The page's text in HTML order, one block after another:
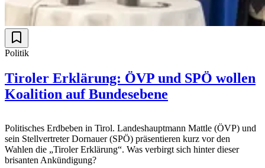
Politik
Tiroler Erklärung: ÖVP und SPÖ wollen
Koalition auf Bundesebene
Politisches Erdbeben in Tirol. Landeshauptmann Mattle (ÖVP) und
sein Stellvertreter Dornauer (SPÖ) präsentieren kurz vor den
Wahlen die „Tiroler Erklärung“. Was verbirgt sich hinter dieser
brisanten Ankündigung?